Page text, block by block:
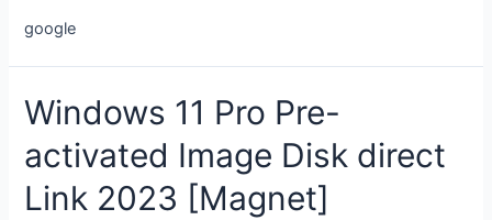
google
Windows 11 Pro Pre-
activated Image Disk direct
Link 2023 [Magnet]